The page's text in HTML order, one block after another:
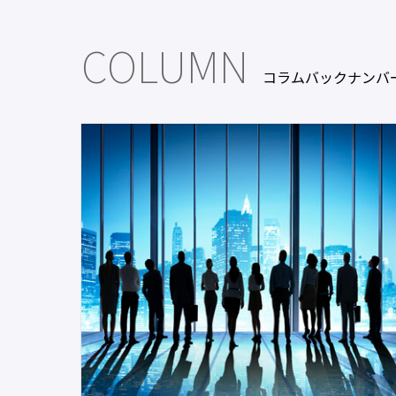
COLUMN コラムバックナンバ